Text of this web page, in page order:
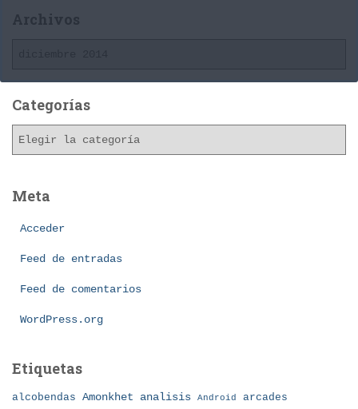
Archivos
c
h
o
Categorías
g
Meta
Acceder
Feed de entradas
Feed de comentarios
WordPress.org
Etiquetas
alcobendas Amonkhet analisis Android arcades